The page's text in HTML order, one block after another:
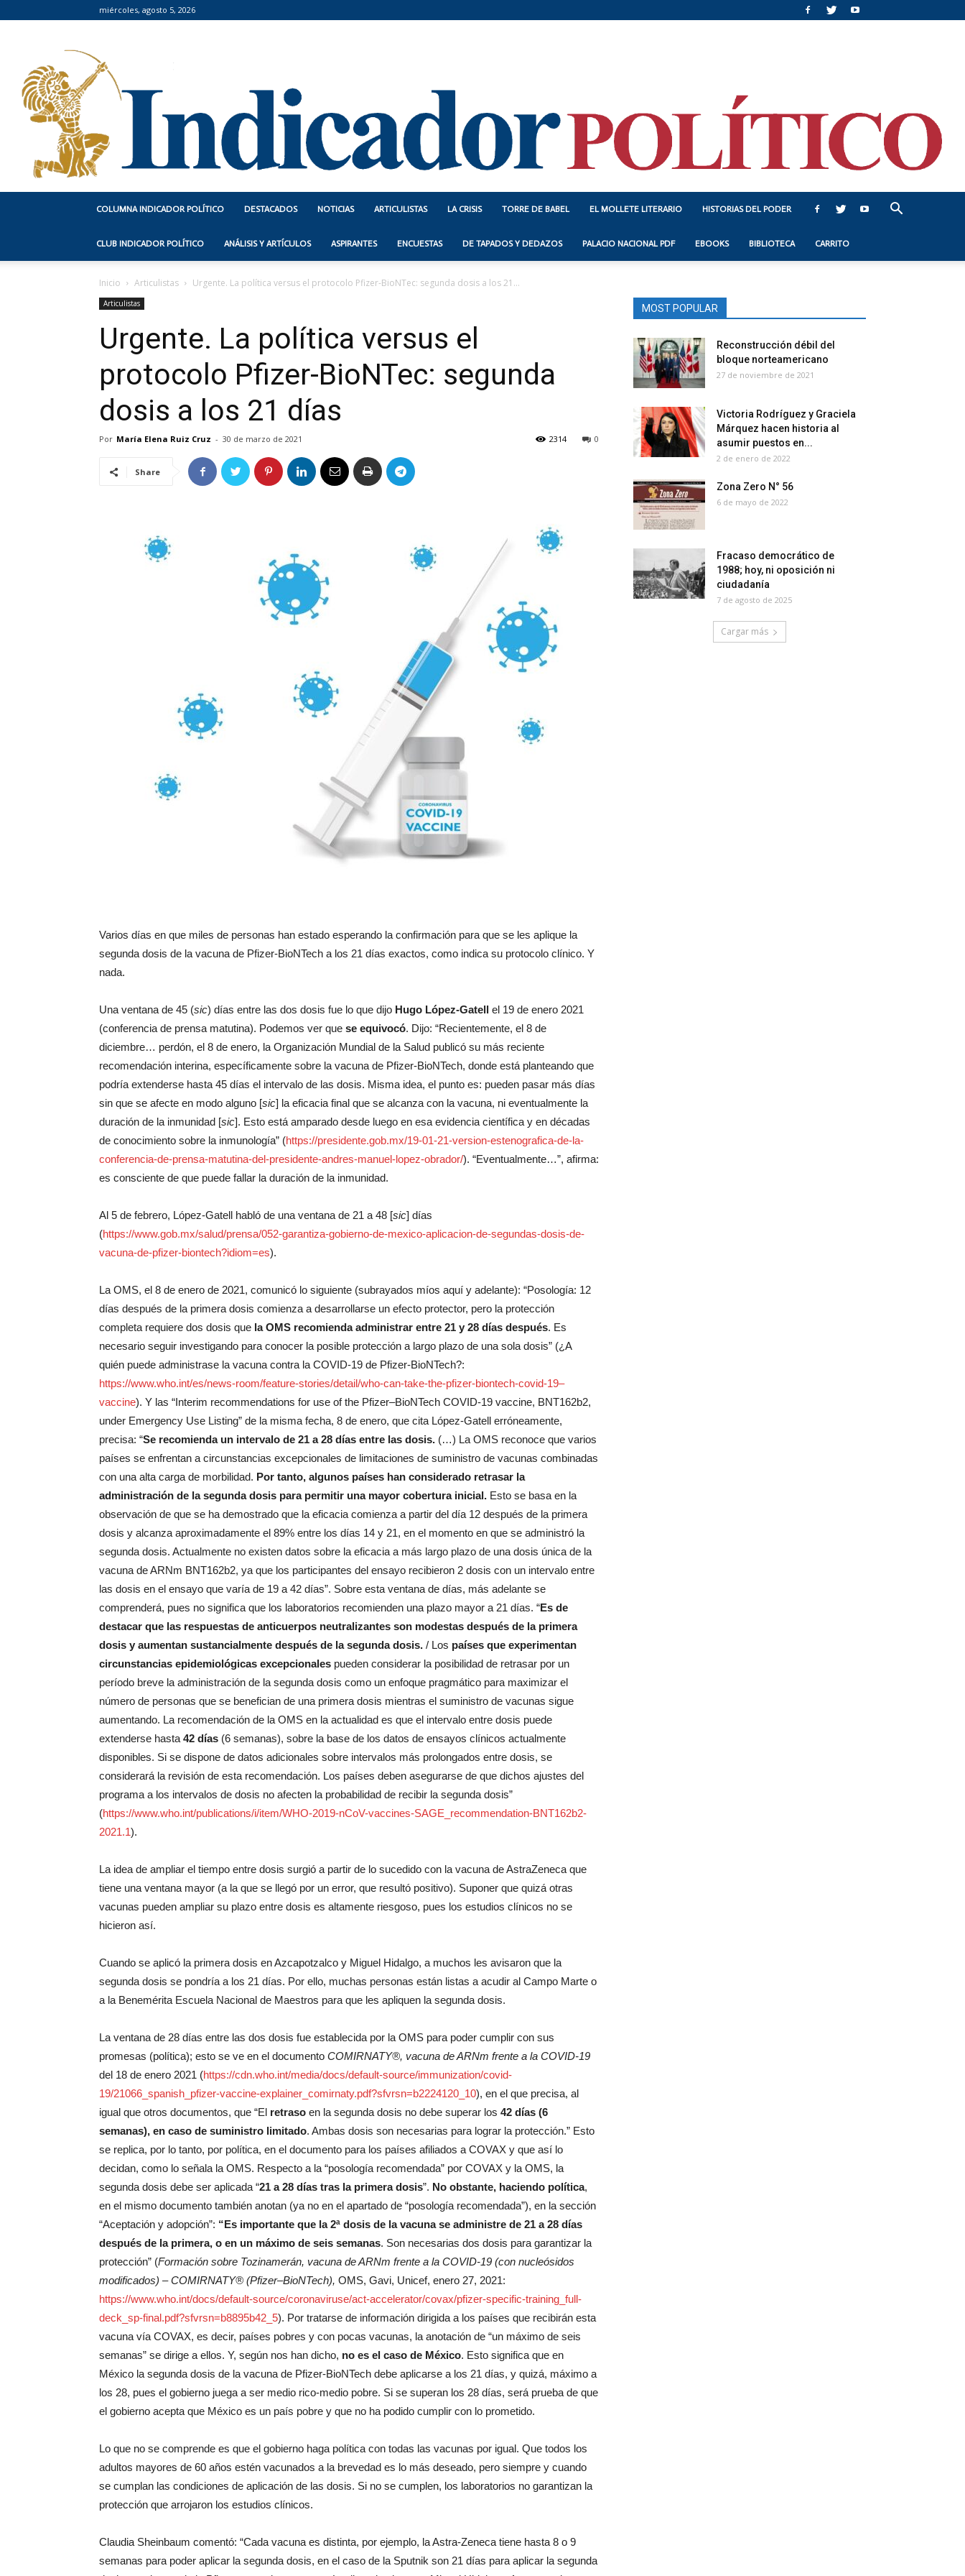
miércoles, agosto 5, 2026
Indicador
COLUMNA INDICADOR POLÍTICO DESTACADOS NOTICIAS ARTICULISTAS LA CRISIS TORRE DE BABEL EL MOLLETE LITERARIO HISTORIAS DEL PODER
CLUB INDICADOR POLÍTICO ANÁLISIS Y ARTÍCULOS ASPIRANTES ENCUESTAS DE TAPADOS Y DEDAZOS PALACIO NACIONAL PDF EBOOKS BIBLIOTECA CARRITO
Inicio Articulistas Urgente. La política versus el protocolo Pfizer-BioNTec: segunda dosis a los 21...
Articulistas
Urgente. La política versus el
protocolo Pfizer-BioNTec: segunda
dosis a los 21 días
Por María Elena Ruiz Cruz - 30 de marzo de 2021 0
2314
Share
Varios días en que miles de personas han estado esperando la confirmación para que se les aplique la
segunda dosis de la vacuna de Pfizer-BioNTech a los 21 días exactos, como indica su protocolo clínico. Y
nada.
Una ventana de 45 (sic) días entre las dos dosis fue lo que dijo Hugo López-Gatell el 19 de enero 2021
(conferencia de prensa matutina). Podemos ver que se equivocó. Dijo: “Recientemente, el 8 de
diciembre… perdón, el 8 de enero, la Organización Mundial de la Salud publicó su más reciente
recomendación interina, específicamente sobre la vacuna de Pfizer-BioNTech, donde está planteando que
podría extenderse hasta 45 días el intervalo de las dosis. Misma idea, el punto es: pueden pasar más días
sin que se afecte en modo alguno [sic] la eficacia final que se alcanza con la vacuna, ni eventualmente la
duración de la inmunidad [sic]. Esto está amparado desde luego en esa evidencia científica y en décadas
de conocimiento sobre la inmunología” (https://presidente.gob.mx/19-01-21-version-estenografica-de-la-
conferencia-de-prensa-matutina-del-presidente-andres-manuel-lopez-obrador/). “Eventualmente…”, afirma:
es consciente de que puede fallar la duración de la inmunidad.
Al 5 de febrero, López-Gatell habló de una ventana de 21 a 48 [sic] días
(https://www.gob.mx/salud/prensa/052-garantiza-gobierno-de-mexico-aplicacion-de-segundas-dosis-de-
vacuna-de-pfizer-biontech?idiom=es).
La OMS, el 8 de enero de 2021, comunicó lo siguiente (subrayados míos aquí y adelante): “Posología: 12
días después de la primera dosis comienza a desarrollarse un efecto protector, pero la protección
completa requiere dos dosis que la OMS recomienda administrar entre 21 y 28 días después. Es
necesario seguir investigando para conocer la posible protección a largo plazo de una sola dosis” (¿A
quién puede administrase la vacuna contra la COVID-19 de Pfizer-BioNTech?:
https://www.who.int/es/news-room/feature-stories/detail/who-can-take-the-pfizer-biontech-covid-19–
vaccine). Y las “Interim recommendations for use of the Pfizer–BioNTech COVID-19 vaccine, BNT162b2,
under Emergency Use Listing” de la misma fecha, 8 de enero, que cita López-Gatell erróneamente,
precisa: “Se recomienda un intervalo de 21 a 28 días entre las dosis. (…) La OMS reconoce que varios
países se enfrentan a circunstancias excepcionales de limitaciones de suministro de vacunas combinadas
con una alta carga de morbilidad. Por tanto, algunos países han considerado retrasar la
administración de la segunda dosis para permitir una mayor cobertura inicial. Esto se basa en la
observación de que se ha demostrado que la eficacia comienza a partir del día 12 después de la primera
dosis y alcanza aproximadamente el 89% entre los días 14 y 21, en el momento en que se administró la
segunda dosis. Actualmente no existen datos sobre la eficacia a más largo plazo de una dosis única de la
vacuna de ARNm BNT162b2, ya que los participantes del ensayo recibieron 2 dosis con un intervalo entre
las dosis en el ensayo que varía de 19 a 42 días”. Sobre esta ventana de días, más adelante se
comprenderá, pues no significa que los laboratorios recomienden una plazo mayor a 21 días. “Es de
destacar que las respuestas de anticuerpos neutralizantes son modestas después de la primera
dosis y aumentan sustancialmente después de la segunda dosis. / Los países que experimentan
circunstancias epidemiológicas excepcionales pueden considerar la posibilidad de retrasar por un
período breve la administración de la segunda dosis como un enfoque pragmático para maximizar el
número de personas que se benefician de una primera dosis mientras el suministro de vacunas sigue
aumentando. La recomendación de la OMS en la actualidad es que el intervalo entre dosis puede
extenderse hasta 42 días (6 semanas), sobre la base de los datos de ensayos clínicos actualmente
disponibles. Si se dispone de datos adicionales sobre intervalos más prolongados entre dosis, se
considerará la revisión de esta recomendación. Los países deben asegurarse de que dichos ajustes del
programa a los intervalos de dosis no afecten la probabilidad de recibir la segunda dosis”
(https://www.who.int/publications/i/item/WHO-2019-nCoV-vaccines-SAGE_recommendation-BNT162b2-
2021.1).
La idea de ampliar el tiempo entre dosis surgió a partir de lo sucedido con la vacuna de AstraZeneca que
tiene una ventana mayor (a la que se llegó por un error, que resultó positivo). Suponer que quizá otras
vacunas pueden ampliar su plazo entre dosis es altamente riesgoso, pues los estudios clínicos no se
hicieron así.
Cuando se aplicó la primera dosis en Azcapotzalco y Miguel Hidalgo, a muchos les avisaron que la
segunda dosis se pondría a los 21 días. Por ello, muchas personas están listas a acudir al Campo Marte o
a la Benemérita Escuela Nacional de Maestros para que les apliquen la segunda dosis.
La ventana de 28 días entre las dos dosis fue establecida por la OMS para poder cumplir con sus
promesas (política); esto se ve en el documento COMIRNATY®, vacuna de ARNm frente a la COVID-19
del 18 de enero 2021 (https://cdn.who.int/media/docs/default-source/immunization/covid-
19/21066_spanish_pfizer-vaccine-explainer_comirnaty.pdf?sfvrsn=b2224120_10), en el que precisa, al
igual que otros documentos, que “El retraso en la segunda dosis no debe superar los 42 días (6
semanas), en caso de suministro limitado. Ambas dosis son necesarias para lograr la protección.” Esto
se replica, por lo tanto, por política, en el documento para los países afiliados a COVAX y que así lo
decidan, como lo señala la OMS. Respecto a la “posología recomendada” por COVAX y la OMS, la
segunda dosis debe ser aplicada “21 a 28 días tras la primera dosis”. No obstante, haciendo política,
en el mismo documento también anotan (ya no en el apartado de “posología recomendada”), en la sección
“Aceptación y adopción”: “Es importante que la 2ª dosis de la vacuna se administre de 21 a 28 días
después de la primera, o en un máximo de seis semanas. Son necesarias dos dosis para garantizar la
protección” (Formación sobre Tozinamerán, vacuna de ARNm frente a la COVID-19 (con nucleósidos
modificados) ‒ COMIRNATY® (Pfizer‒BioNTech), OMS, Gavi, Unicef, enero 27, 2021:
https://www.who.int/docs/default-source/coronaviruse/act-accelerator/covax/pfizer-specific-training_full-
deck_sp-final.pdf?sfvrsn=b8895b42_5). Por tratarse de información dirigida a los países que recibirán esta
vacuna vía COVAX, es decir, países pobres y con pocas vacunas, la anotación de “un máximo de seis
semanas” se dirige a ellos. Y, según nos han dicho, no es el caso de México. Esto significa que en
México la segunda dosis de la vacuna de Pfizer-BioNTech debe aplicarse a los 21 días, y quizá, máximo a
los 28, pues el gobierno juega a ser medio rico-medio pobre. Si se superan los 28 días, será prueba de que
el gobierno acepta que México es un país pobre y que no ha podido cumplir con lo prometido.
Lo que no se comprende es que el gobierno haga política con todas las vacunas por igual. Que todos los
adultos mayores de 60 años estén vacunados a la brevedad es lo más deseado, pero siempre y cuando
se cumplan las condiciones de aplicación de las dosis. Si no se cumplen, los laboratorios no garantizan la
protección que arrojaron los estudios clínicos.
Claudia Sheinbaum comentó: “Cada vacuna es distinta, por ejemplo, la Astra-Zeneca tiene hasta 8 o 9
semanas para poder aplicar la segunda dosis, en el caso de la Sputnik son 21 días para aplicar la segunda
MOST POPULAR
Reconstrucción débil del
bloque norteamericano
27 de noviembre de 2021
Victoria Rodríguez y Graciela
Márquez hacen historia al
asumir puestos en...
2 de enero de 2022
Zona Zero N° 56
6 de mayo de 2022
Fracaso democrático de
1988; hoy, ni oposición ni
ciudadanía
7 de agosto de 2025
Cargar más